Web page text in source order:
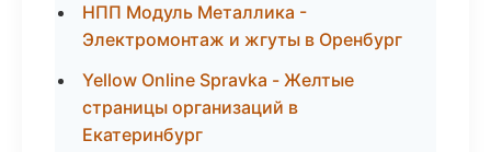
НПП Модуль Металлика -
Электромонтаж и жгуты в Оренбург
Yellow Online Spravka - Желтые
страницы организаций в
Екатеринбург